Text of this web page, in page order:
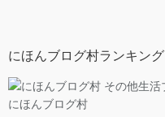
にほんブログ村ランキング
にほんブログ村